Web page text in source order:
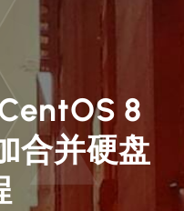
8
合并硬盘